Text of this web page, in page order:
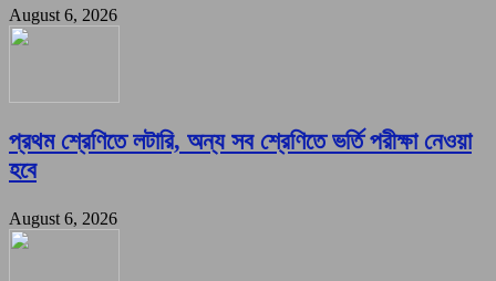
August 6, 2026
প্রথম শ্রেণিতে লটারি, অন্য সব শ্রেণিতে ভর্তি পরীক্ষা নেওয়া
হবে
August 6, 2026